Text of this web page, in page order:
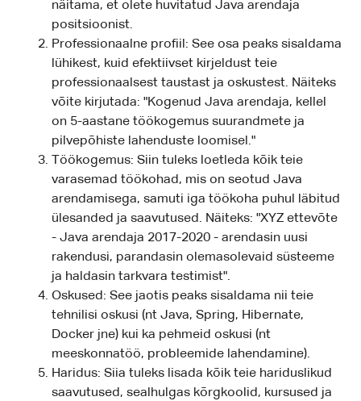
näitama, et olete huvitatud Java arendaja
positsioonist.
Professionaalne profiil: See osa peaks sisaldama
lühikest, kuid efektiivset kirjeldust teie
professionaalsest taustast ja oskustest. Näiteks
võite kirjutada: "Kogenud Java arendaja, kellel
on 5-aastane töökogemus suurandmete ja
pilvepõhiste lahenduste loomisel."
Töökogemus: Siin tuleks loetleda kõik teie
varasemad töökohad, mis on seotud Java
arendamisega, samuti iga töökoha puhul läbitud
ülesanded ja saavutused. Näiteks: "XYZ ettevõte
- Java arendaja 2017-2020 - arendasin uusi
rakendusi, parandasin olemasolevaid süsteeme
ja haldasin tarkvara testimist".
Oskused: See jaotis peaks sisaldama nii teie
tehnilisi oskusi (nt Java, Spring, Hibernate,
Docker jne) kui ka pehmeid oskusi (nt
meeskonnatöö, probleemide lahendamine).
Haridus: Siia tuleks lisada kõik teie hariduslikud
saavutused, sealhulgas kõrgkoolid, kursused ja